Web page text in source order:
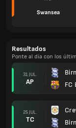
Swansea
Resultados
Ponte al día con los
31 JUL.
AP
FC
25 JUL.
TC